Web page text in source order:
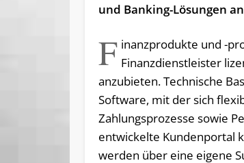
und Banking-Lösungen
F inanzprodukte und -
Finanzdienstleister
anzubieten. Technische
Software, mit der sich
Zahlungsprozesse sowie
entwickelte Kundenportal
werden über eine eigene